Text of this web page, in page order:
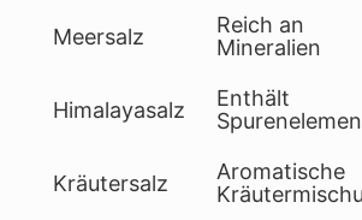
Meersalz
Reich an
Mineralien
Himalayasalz
Enthält
Kräutersalz
Aromatische